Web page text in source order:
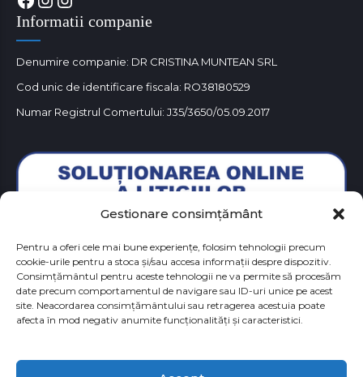
Gestionare consimțământ
Pentru a oferi cele mai bune experiențe, folosim tehnologii precum
cookie-urile pentru a stoca și/sau accesa informații despre dispozitiv.
Consimțământul pentru aceste tehnologii ne va permite să procesăm
date precum comportamentul de navigare sau ID-uri unice pe acest
site. Neacordarea consimțământului sau retragerea acestuia poate
afecta în mod negativ anumite funcționalități și caracteristici.
Informatii companie
Denumire companie: DR CRISTINA MUNTEAN SRL
Cod unic de identificare fiscala: RO38180529
Numar Registrul Comertului: J35/3650/05.09.2017